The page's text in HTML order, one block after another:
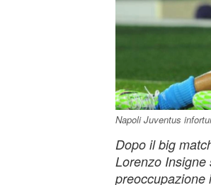
Napoli Juventus
Dopo il big
Lorenzo Insigne
preoccupazione